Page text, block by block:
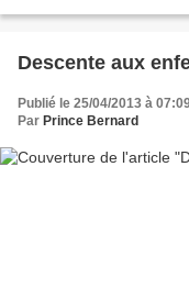
Descente aux
Publié le 25/04/2013 à
Par Prince Bernard